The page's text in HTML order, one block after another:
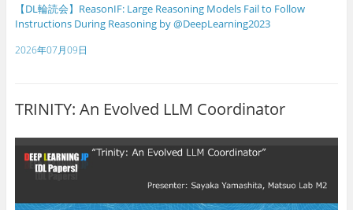
【DL輪読会】ReasonIF: Large Reasoning Models Fail to Follow
Instructions During Reasoning by @DeepLearning2023
2026年07月09日
TRINITY: An Evolved LLM Coordinator